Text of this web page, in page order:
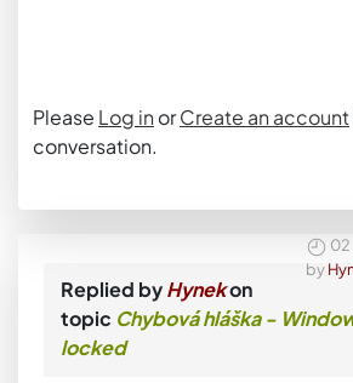
Please Log in orCreate an account
conversation.
02
by
Replied byHynekon
topic Chybová hláška -
locked